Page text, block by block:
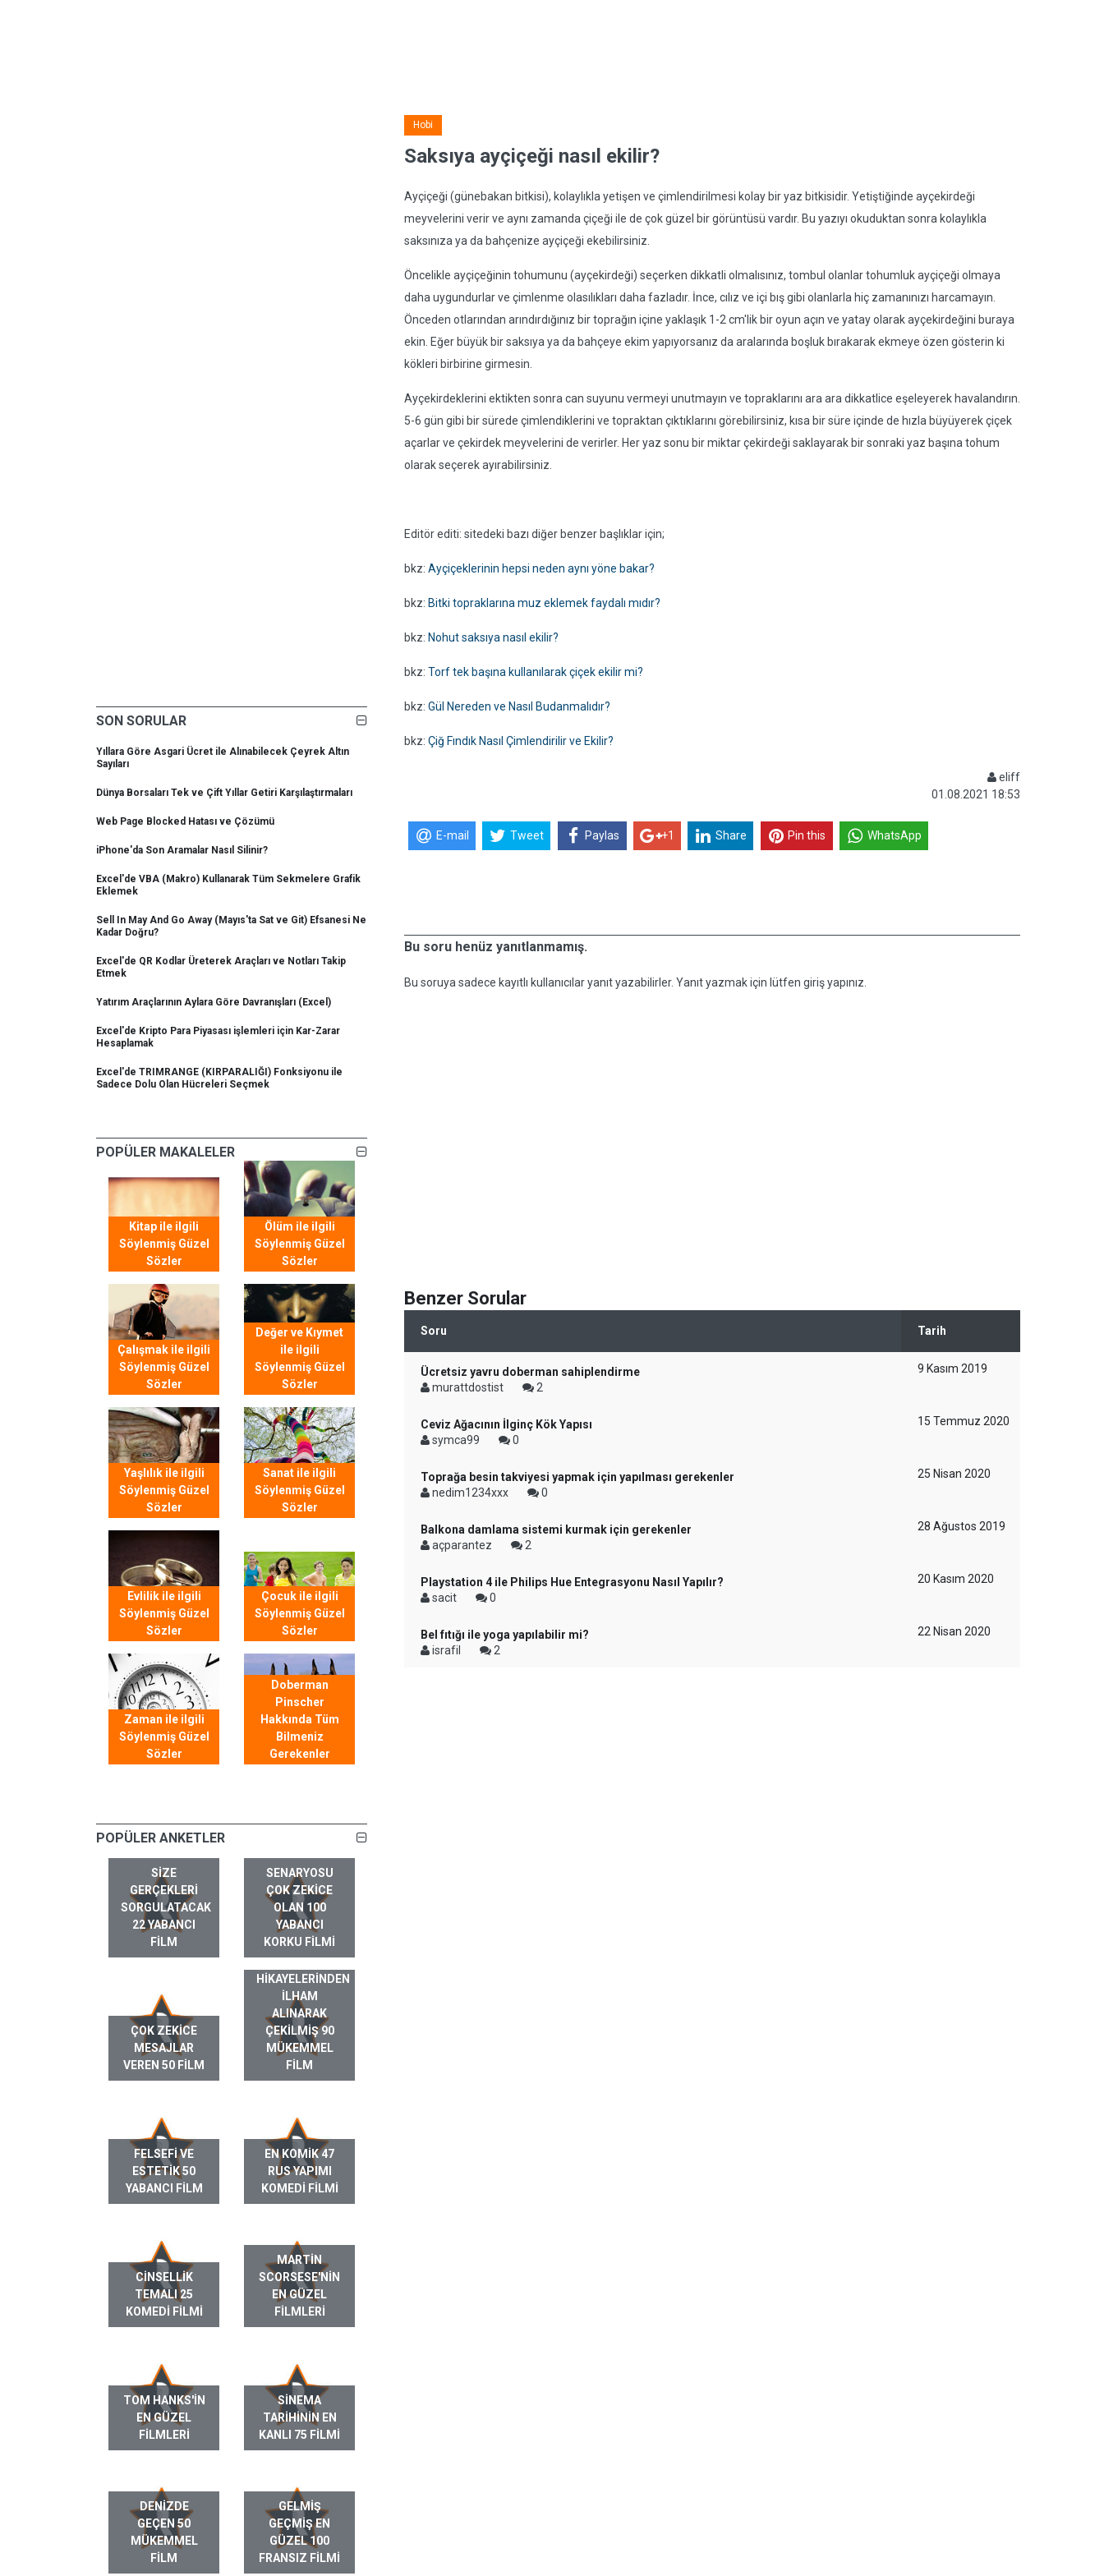
SON SORULAR
Yıllara Göre Asgari Ücret ile Alınabilecek Çeyrek Altın
Sayıları
Dünya Borsaları Tek ve Çift Yıllar Getiri Karşılaştırmaları
Web Page Blocked Hatası ve Çözümü
iPhone'da Son Aramalar Nasıl Silinir?
Excel'de VBA (Makro) Kullanarak Tüm Sekmelere Grafik
Eklemek
Sell In May And Go Away (Mayıs'ta Sat ve Git) Efsanesi Ne
Kadar Doğru?
Excel'de QR Kodlar Üreterek Araçları ve Notları Takip
Etmek
Yatırım Araçlarının Aylara Göre Davranışları (Excel)
Excel'de Kripto Para Piyasası işlemleri için Kar-Zarar
Hesaplamak
Excel'de TRIMRANGE (KIRPARALIĞI) Fonksiyonu ile
Sadece Dolu Olan Hücreleri Seçmek
POPÜLER MAKALELER
Kitap ile ilgili
Söylenmiş Güzel
Sözler
Ölüm ile ilgili
Söylenmiş Güzel
Sözler
Çalışmak ile ilgili
Söylenmiş Güzel
Sözler
Değer ve Kıymet
ile ilgili
Söylenmiş Güzel
Sözler
Yaşlılık ile ilgili
Söylenmiş Güzel
Sözler
Sanat ile ilgili
Söylenmiş Güzel
Sözler
Evlilik ile ilgili
Söylenmiş Güzel
Sözler
Çocuk ile ilgili
Söylenmiş Güzel
Sözler
Zaman ile ilgili
Söylenmiş Güzel
Sözler
Doberman
Pinscher
Hakkında Tüm
Bilmeniz
Gerekenler
POPÜLER ANKETLER
SIZE
GERÇEKLERI
SORGULATACAK
22 YABANCI
FILM
SENARYOSU
ÇOK ZEKICE
OLAN 100
YABANCI
KORKU FILMI
ÇOK ZEKICE
MESAJLAR
VEREN 50 FILM
GERÇEK HAYAT
HIKAYELERINDEN
ILHAM
ALINARAK
ÇEKILMIŞ 90
MÜKEMMEL
FILM
FELSEFI VE
ESTETIK 50
YABANCI FILM
EN KOMIK 47
RUS YAPIMI
KOMEDI FILMI
CINSELLIK
TEMALI 25
KOMEDI FILMI
MARTIN
SCORSESE'NIN
EN GÜZEL
FILMLERI
TOM HANKS'IN
EN GÜZEL
FILMLERI
SINEMA
TARIHININ EN
KANLI 75 FILMI
DENIZDE
GEÇEN 50
MÜKEMMEL
FILM
GELMIŞ
GEÇMIŞ EN
GÜZEL 100
FRANSIZ FILMI
Hobi
Saksıya ayçiçeği nasıl ekilir?
Ayçiçeği (günebakan bitkisi), kolaylıkla yetişen ve çimlendirilmesi kolay bir yaz bitkisidir. Yetiştiğinde ayçekirdeği
meyvelerini verir ve aynı zamanda çiçeği ile de çok güzel bir görüntüsü vardır. Bu yazıyı okuduktan sonra kolaylıkla
saksınıza ya da bahçenize ayçiçeği ekebilirsiniz.
Öncelikle ayçiçeğinin tohumunu (ayçekirdeği) seçerken dikkatli olmalısınız, tombul olanlar tohumluk ayçiçeği olmaya
daha uygundurlar ve çimlenme olasılıkları daha fazladır. İnce, cılız ve içi bış gibi olanlarla hiç zamanınızı harcamayın.
Önceden otlarından arındırdığınız bir toprağın içine yaklaşık 1-2 cm'lik bir oyun açın ve yatay olarak ayçekirdeğini buraya
ekin. Eğer büyük bir saksıya ya da bahçeye ekim yapıyorsanız da aralarında boşluk bırakarak ekmeye özen gösterin ki
kökleri birbirine girmesin.
Ayçekirdeklerini ektikten sonra can suyunu vermeyi unutmayın ve topraklarını ara ara dikkatlice eşeleyerek havalandırın.
5-6 gün gibi bir sürede çimlendiklerini ve topraktan çıktıklarını görebilirsiniz, kısa bir süre içinde de hızla büyüyerek çiçek
açarlar ve çekirdek meyvelerini de verirler. Her yaz sonu bir miktar çekirdeği saklayarak bir sonraki yaz başına tohum
olarak seçerek ayırabilirsiniz.
Editör editi: sitedeki bazı diğer benzer başlıklar için;
bkz: Ayçiçeklerinin hepsi neden aynı yöne bakar?
bkz: Bitki topraklarına muz eklemek faydalı mıdır?
bkz: Nohut saksıya nasıl ekilir?
bkz: Torf tek başına kullanılarak çiçek ekilir mi?
bkz: Gül Nereden ve Nasıl Budanmalıdır?
bkz: Çiğ Fındık Nasıl Çimlendirilir ve Ekilir?
eliff
01.08.2021 18:53
E-mail Tweet Paylas +1 Share Pin this WhatsApp
Bu soru henüz yanıtlanmamış.
Bu soruya sadece kayıtlı kullanıcılar yanıt yazabilirler. Yanıt yazmak için lütfen giriş yapınız.
Benzer Sorular
Soru Tarih
Ücretsiz yavru doberman sahiplendirme
murattdostist
2
9 Kasım 2019
Ceviz Ağacının İlginç Kök Yapısı
symca99
0
15 Temmuz 2020
Toprağa besin takviyesi yapmak için yapılması gerekenler
nedim1234xxx
0
25 Nisan 2020
Balkona damlama sistemi kurmak için gerekenler
açparantez
2
28 Ağustos 2019
Playstation 4 ile Philips Hue Entegrasyonu Nasıl Yapılır?
sacit
0
20 Kasım 2020
Bel fıtığı ile yoga yapılabilir mi?
israfil
2
22 Nisan 2020